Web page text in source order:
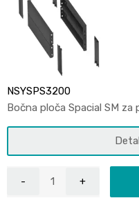
NSYSPS3200
Bočna ploča Spacial SM